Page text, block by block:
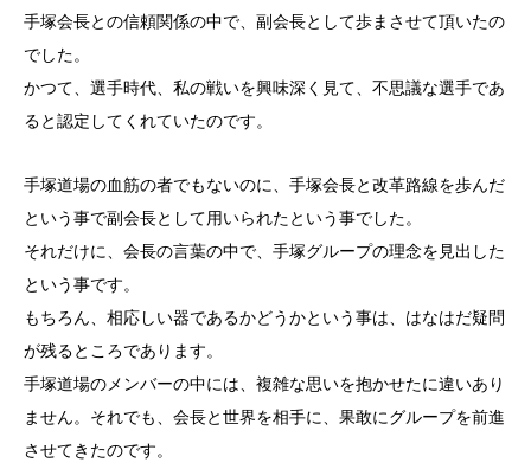
手塚会長との信頼関係の中で、副会長として歩まさせて頂いたの
でした。
かつて、選手時代、私の戦いを興味深く見て、不思議な選手であ
ると認定してくれていたのです。
手塚道場の血筋の者でもないのに、手塚会長と改革路線を歩んだ
という事で副会長として用いられたという事でした。
それだけに、会長の言葉の中で、手塚グループの理念を見出した
という事です。
もちろん、相応しい器であるかどうかという事は、はなはだ疑問
が残るところであります。
手塚道場のメンバーの中には、複雑な思いを抱かせたに違いあり
ません。それでも、会長と世界を相手に、果敢にグループを前進
させてきたのです。